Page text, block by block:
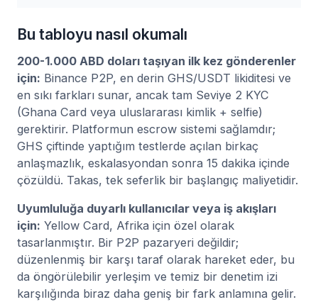
Bu tabloyu nasıl okumalı
200-1.000 ABD doları taşıyan ilk kez gönderenler
için: Binance P2P, en derin GHS/USDT likiditesi ve
en sıkı farkları sunar, ancak tam Seviye 2 KYC
(Ghana Card veya uluslararası kimlik + selfie)
gerektirir. Platformun escrow sistemi sağlamdır;
GHS çiftinde yaptığım testlerde açılan birkaç
anlaşmazlık, eskalasyondan sonra 15 dakika içinde
çözüldü. Takas, tek seferlik bir başlangıç maliyetidir.
Uyumluluğa duyarlı kullanıcılar veya iş akışları
için: Yellow Card, Afrika için özel olarak
tasarlanmıştır. Bir P2P pazaryeri değildir;
düzenlenmiş bir karşı taraf olarak hareket eder, bu
da öngörülebilir yerleşim ve temiz bir denetim izi
karşılığında biraz daha geniş bir fark anlamına gelir.